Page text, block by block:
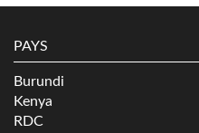
PAYS
Burundi
Kenya
RDC